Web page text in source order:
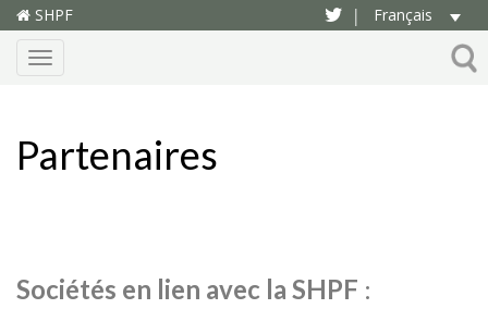
SHPF | Français
Menu
Partenaires
Sociétés en lien avec la SHPF :